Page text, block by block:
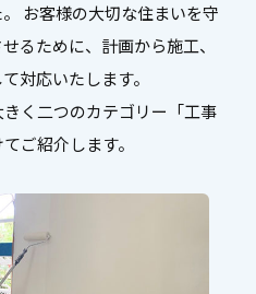
お客様の大切な住まいを守
るために、計画から施工、
対応いたします。
く二つのカテゴリー「工事
ご紹介します。